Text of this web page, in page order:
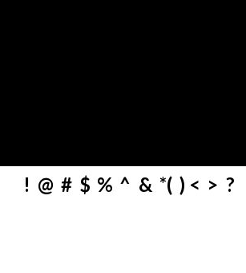
!  @  #  $  %  ^  &  *(  ) <  >  ?